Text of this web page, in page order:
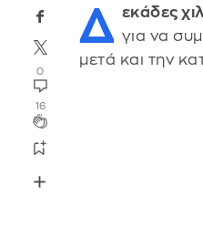
0
16
Δ εκάδες
για να
μετά και την